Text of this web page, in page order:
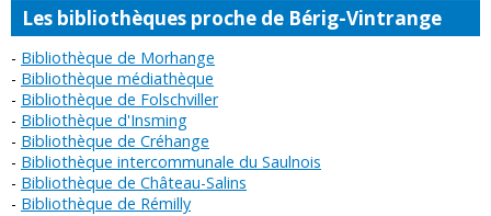
Les bibliothèques proche de Bérig-Vintrange
Bibliothèque de Morhange
Bibliothèque médiathèque
Bibliothèque de Folschviller
Bibliothèque d'Insming
Bibliothèque de Créhange
Bibliothèque intercommunale du Saulnois
Bibliothèque de Château-Salins
Bibliothèque de Rémilly